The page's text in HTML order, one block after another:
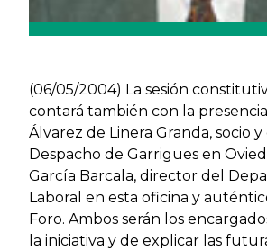
(06/05/2004) La sesión
contará también con la
Álvarez de Linera Granda, socio
Despacho de Garrigues en
García Barcala, director del
Laboral en esta oficina y
Foro. Ambos serán los
la iniciativa y de explicar las